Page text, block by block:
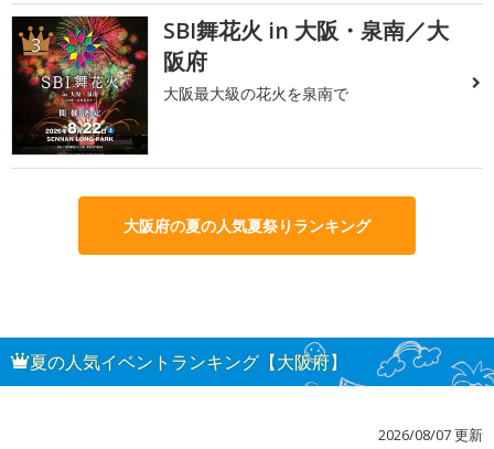
3
SBI舞花火 in 大阪・泉南／大
阪府
大阪最大級の花火を泉南で
大阪府の夏の人気夏祭りランキング
夏の人気イベントランキング【大阪府】
2026/08/07 更新